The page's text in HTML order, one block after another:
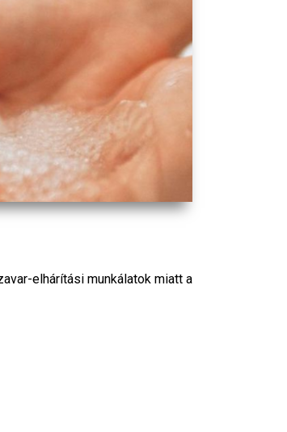
elhárítási munkálatok miatt a